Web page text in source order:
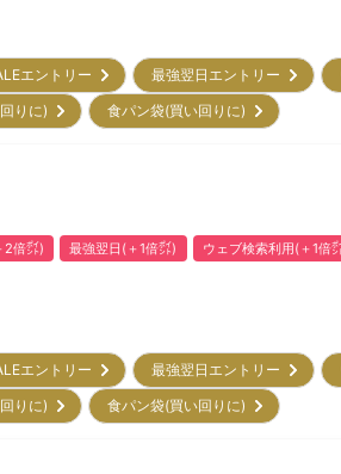
エントリー 最強翌日エントリー
回りに) 食パン袋(買い回りに)
2倍㌽) 最強翌日(＋1倍㌽) ウェブ検索利用(＋1倍
エントリー 最強翌日エントリー
回りに) 食パン袋(買い回りに)